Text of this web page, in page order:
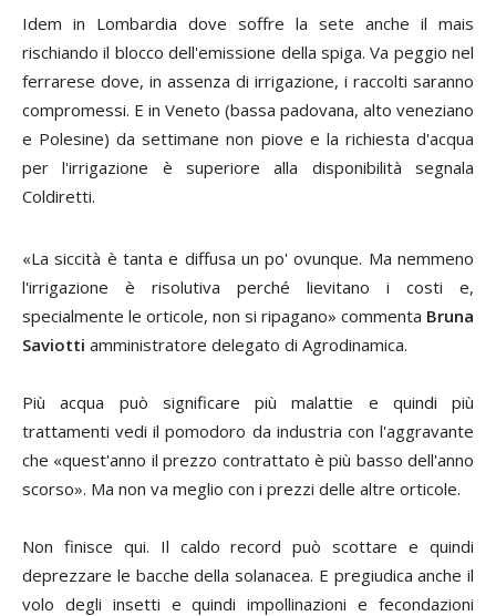
Idem in Lombardia dove soffre la sete anche il mais
rischiando il blocco dell'emissione della spiga. Va peggio nel
ferrarese dove, in assenza di irrigazione, i raccolti saranno
compromessi. E in Veneto (bassa padovana, alto veneziano
e Polesine) da settimane non piove e la richiesta d'acqua
per l'irrigazione è superiore alla disponibilità segnala
Coldiretti.
«La siccità è tanta e diffusa un po' ovunque. Ma nemmeno
l'irrigazione è risolutiva perché lievitano i costi e,
specialmente le orticole, non si ripagano» commenta Bruna
Saviotti amministratore delegato di Agrodinamica.
Più acqua può significare più malattie e quindi più
trattamenti vedi il pomodoro da industria con l'aggravante
che «quest'anno il prezzo contrattato è più basso dell'anno
scorso». Ma non va meglio con i prezzi delle altre orticole.
Non finisce qui. Il caldo record può scottare e quindi
deprezzare le bacche della solanacea. E pregiudica anche il
volo degli insetti e quindi impollinazioni e fecondazioni